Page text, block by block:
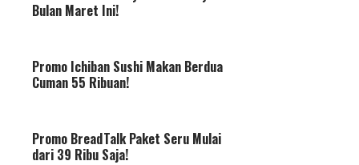
Bulan Maret Ini!
Promo Ichiban Sushi Makan Berdua
Cuman 55 Ribuan!
Promo BreadTalk Paket Seru Mulai
dari 39 Ribu Saja!